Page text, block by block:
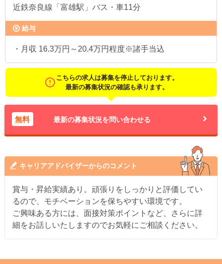
近鉄奈良線「富雄駅」バス・車11分
給与
・月収 16.3万円～20.4万円程度※諸手当込
こちらの求人は募集を停止しております。
最新の募集状況の確認も承ります。
無料 最新の募集状況を問い合わせる
キャリアアドバイザーからのコメント
賞与・昇給実績あり。頑張りをしっかりと評価してい
るので、モチベーションを保ちやすい環境です。
ご興味ある方には、面接対策ポイントなど、さらに詳
細をお話しいたしますのでお気軽にご相談ください。